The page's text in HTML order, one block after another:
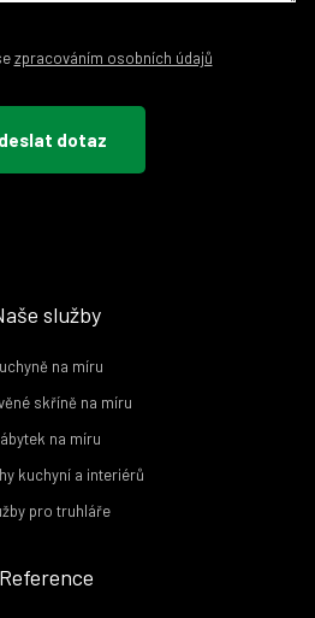
zpracováním osobních údajů
služby
na míru
skříně na míru
na míru
kuchyní a interiérů
pro truhláře
Reference